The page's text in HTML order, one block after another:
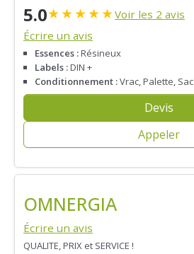
5.0★★★★★Voir les 2 avis
Écrire un avis
Essences :Résineux
Labels :DIN +
Conditionnement :Vrac, Palette, Sac
Devis
Appeler
OMNERGIA
Écrire un avis
QUALITE, PRIX et SERVICE !